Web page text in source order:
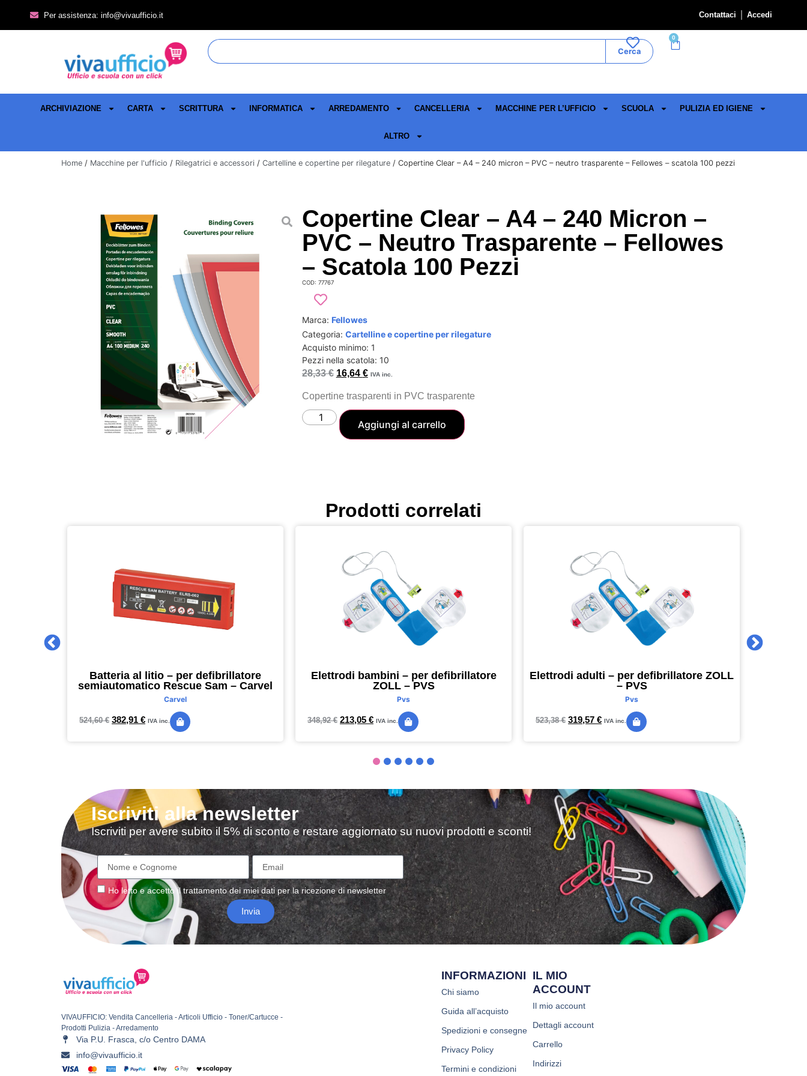
Per assistenza: info@vivaufficio.it Contattaci Accedi
Cerca
0
ARCHIVIAZIONE CARTA SCRITTURA INFORMATICA ARREDAMENTO CANCELLERIA MACCHINE PER L’UFFICIO SCUOLA PULIZIA ED IGIENE
ALTRO
Home / Macchine per l'ufficio / Rilegatrici e accessori / Cartelline e copertine per rilegature / Copertine Clear – A4 – 240 micron – PVC – neutro trasparente – Fellowes – scatola 100 pezzi
Copertine Clear – A4 – 240 Micron –
PVC – Neutro Trasparente – Fellowes
– Scatola 100 Pezzi
COD: 77767
Marca: Fellowes
Categoria: Cartelline e copertine per rilegature
Acquisto minimo: 1
Pezzi nella scatola: 10
28,33€ 16,64 € IVA inc.
Copertine trasparenti in PVC trasparente
Aggiungi al carrello
Prodotti correlati
Batteria al litio – per defibrillatore
semiautomatico Rescue Sam – Carvel
Carvel
524,60€ 382,91 € IVA inc.
Elettrodi bambini – per defibrillatore
ZOLL – PVS
Pvs
348,92€ 213,05 € IVA inc.
Elettrodi adulti – per defibrillatore ZOLL
– PVS
Pvs
523,38€ 319,57 € IVA inc.
Iscriviti alla newsletter
Iscriviti per avere subito il 5% di sconto e restare aggiornato su nuovi prodotti e sconti!
Ho letto e accetto iltrattamentodei miei dati per la ricezione di newsletter
Invia
VIVAUFFICIO: Vendita Cancelleria - Articoli Ufficio - Toner/Cartucce -
Prodotti Pulizia - Arredamento
Via P.U. Frasca, c/o Centro DAMA
info@vivaufficio.it
INFORMAZIONI
Chi siamo
Guida all’acquisto
Spedizioni e consegne
Privacy Policy
Termini e condizioni
IL MIO
ACCOUNT
Il mio account
Dettagli account
Carrello
Indirizzi